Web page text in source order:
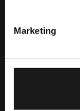
Marketing
Accessori